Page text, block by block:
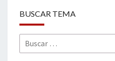
BUSCAR TEMA
Buscar
por: